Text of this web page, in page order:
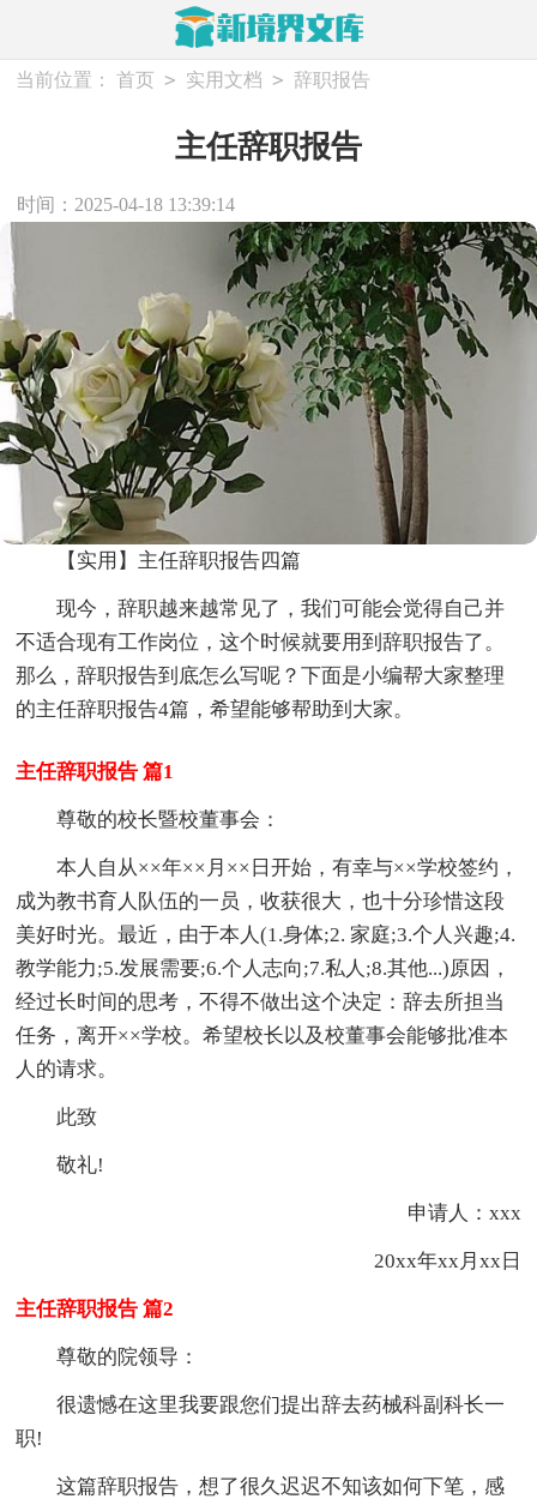
当前位置： 首页 > 实用文档 > 辞职报告
主任辞职报告
时间：2025-04-18 13:39:14
【实用】主任辞职报告四篇
现今，辞职越来越常见了，我们可能会觉得自己并
不适合现有工作岗位，这个时候就要用到辞职报告了。
那么，辞职报告到底怎么写呢？下面是小编帮大家整理
的主任辞职报告4篇，希望能够帮助到大家。
主任辞职报告 篇1
尊敬的校长暨校董事会：
本人自从××年××月××日开始，有幸与××学校签约，
成为教书育人队伍的一员，收获很大，也十分珍惜这段
美好时光。最近，由于本人(1.身体;2. 家庭;3.个人兴趣;4.
教学能力;5.发展需要;6.个人志向;7.私人;8.其他...)原因，
经过长时间的思考，不得不做出这个决定：辞去所担当
任务，离开××学校。希望校长以及校董事会能够批准本
人的请求。
此致
敬礼!
申请人：xxx
20xx年xx月xx日
主任辞职报告 篇2
尊敬的院领导：
很遗憾在这里我要跟您们提出辞去药械科副科长一
职!
这篇辞职报告，想了很久迟迟不知该如何下笔，感